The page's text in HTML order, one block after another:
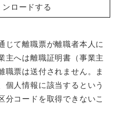
ンロードする
じて離職票が離職者本人に
主へは離職証明書（事業主
職票は送付されません。ま
個人情報に該当するという
分コードを取得できないこ